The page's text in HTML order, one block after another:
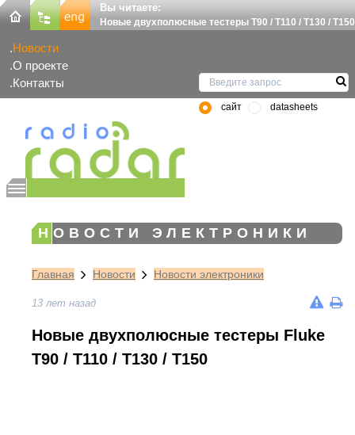
Вы читаете:
Новые двухполюсные тестеры T90 / T110 / T130 / T150
Новости
О проекте
Контакты
сайт datasheets
НОВОСТИ ЭЛЕКТРОНИКИ
Главная Новости Новости электроники
13 лет назад
Новые двухполюсные тестеры Fluke
T90 / T110 / T130 / T150